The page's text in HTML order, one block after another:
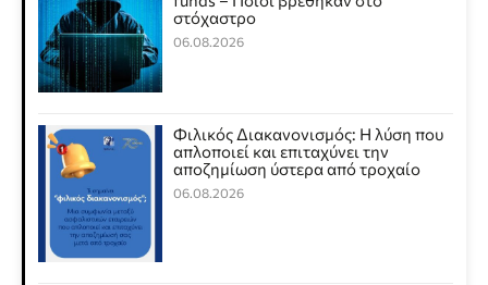
στόχαστρο
06.08.2026
Φιλικός Διακανονισμός: Η λύση που
απλοποιεί και επιταχύνει την
αποζημίωση ύστερα από τροχαίο
06.08.2026